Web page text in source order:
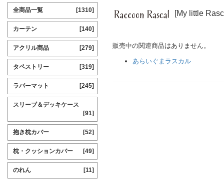
[My little
販売中の関連商品はありません。
あらいぐまラスカル
全商品一覧 [1310]
カーテン [140]
アクリル商品 [279]
タペストリー [319]
ラバーマット [245]
スリーブ＆デッキケース
[91]
抱き枕カバー [52]
枕・クッションカバー [49]
のれん [11]